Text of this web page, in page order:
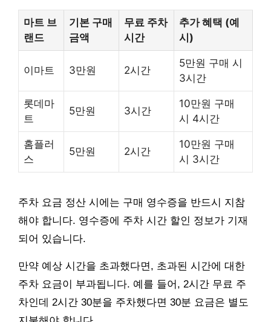
마트 브
랜드
기본 구매
금액
무료 주차
시간
추가 혜택 (예
시)
이마트 3만원 2시간
5만원 구매 시
3시간
롯데마
트
5만원 3시간
10만원 구매
시 4시간
홈플러
스
5만원 2시간
10만원 구매
시 3시간
주차 요금 정산 시에는 구매 영수증을 반드시 지참
해야 합니다. 영수증에 주차 시간 할인 정보가 기재
되어 있습니다.
만약 예상 시간을 초과했다면, 초과된 시간에 대한
주차 요금이 부과됩니다. 예를 들어, 2시간 무료 주
차인데 2시간 30분을 주차했다면 30분 요금은 별도